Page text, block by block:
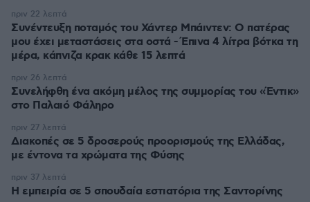
Συνέντευξη ποταμός του Χάντερ Μπάιντεν: Ο πατέρας
μου έχει μεταστάσεις στα οστά - Έπινα 4 λίτρα βότκα τη
μέρα, κάπνιζα κρακ κάθε 15 λεπτά
πριν 22 λεπτά
Συνελήφθη ένα ακόμη μέλος της συμμορίας του «Έντικ»
στο Παλαιό Φάληρο
πριν 26 λεπτά
Διακοπές σε 5 δροσερούς προορισμούς της Ελλάδας,
με έντονα τα χρώματα της Φύσης
πριν 27 λεπτά
Η εμπειρία σε 5 σπουδαία εστιατόρια της Σαντορίνης
πριν 37 λεπτά